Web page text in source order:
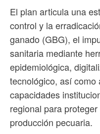
El plan articula una
control y la
ganado (GBG), el
sanitaria mediante
epidemiológica,
tecnológico, así
capacidades
regional para
producción pecuaria.